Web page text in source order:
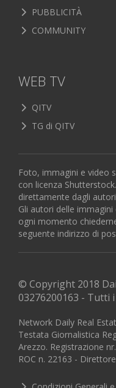
PUBBLICITÀ
COMMUNITY
WEB TV
QITV
TG di QITV
Foto, immagini e video
con licenza
direttamente dagli
Gli autori delle
ogni momento
seguente indirizzo di
© Copyright 2018
03276200163 - Tutti
Network Daily Real
Testata Giornalistica
Arezzo. Registrazione
ROC n. 22163 -